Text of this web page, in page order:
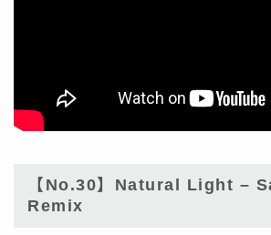
【No.30】Natural Light –
Remix